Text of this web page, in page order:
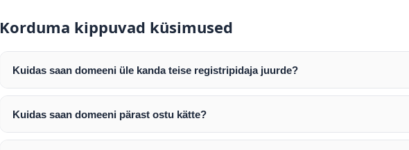
Korduma kippuvad küsimused
Kuidas saan domeeni üle kanda teise registripidaja juurde?
Pärast makse laekumist edastame teile domeeni AUTH (EPP) koodi. Selle abil saate
enda valitud registripidaja juurde.
Domeeni ülekandmine toimub registripidajate vahelise protsessina ning võib võtta
Kuidas saan domeeni pärast ostu kätte?
Pärast ostu vormistamist väljastame arve. Maksekinnituse järel edastame teile